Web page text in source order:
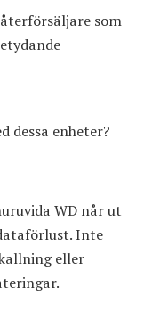
som
dessa enheter?
WD når ut
Inte
eller